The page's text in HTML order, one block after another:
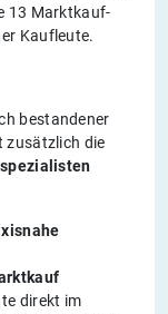
13 Marktkauf-
Kaufleute.
bestandener
zusätzlich die
direkt im